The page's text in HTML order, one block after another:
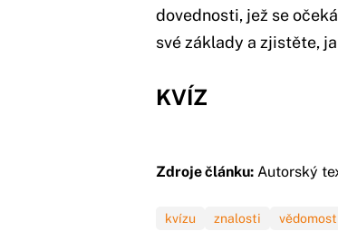
dovednosti, jež se
své základy a zjistěte,
KVÍZ
Zdroje článku: Autorský
kvízu znalosti